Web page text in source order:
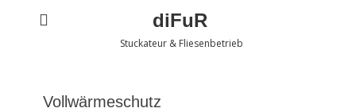
diFuR
Stuckateur & Fliesenbetrieb
Vollwärmeschutz